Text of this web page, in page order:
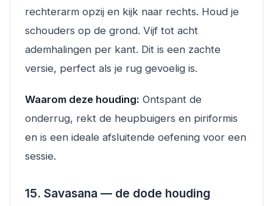
rechterarm opzij en kijk naar rechts. Houd je
schouders op de grond. Vijf tot acht
ademhalingen per kant. Dit is een zachte
versie, perfect als je rug gevoelig is.
Waarom deze houding: Ontspant de
onderrug, rekt de heupbuigers en piriformis
en is een ideale afsluitende oefening voor een
sessie.
15. Savasana — de dode houding